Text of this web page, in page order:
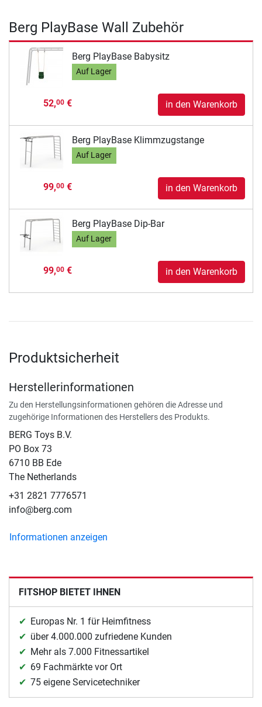
Berg PlayBase Wall Zubehör
Berg PlayBase Babysitz
Auf Lager
52,00€ in den Warenkorb
Berg PlayBase Klimmzugstange
Auf Lager
99,00€ in den Warenkorb
Berg PlayBase Dip-Bar
Auf Lager
99,00€ in den Warenkorb
Produktsicherheit
Herstellerinformationen
Zu den Herstellungsinformationen gehören die Adresse und
zugehörige Informationen des Herstellers des Produkts.
BERG Toys B.V.
​PO Box 73
6710 BB Ede
The Netherlands
+31 2821 7776571
info@berg.com
Informationen anzeigen
FITSHOP BIETET IHNEN
Europas Nr. 1 für Heimfitness
über 4.000.000 zufriedene Kunden
Mehr als 7.000 Fitnessartikel
69 Fachmärkte vor Ort
75 eigene Servicetechniker